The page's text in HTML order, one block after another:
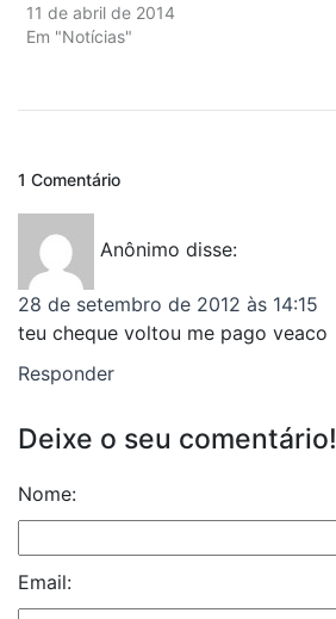
11 de abril de 2014
Em "Notícias"
1 Comentário
Anônimo disse:
28 de setembro de 2012 às 14:15
teu cheque voltou me pago veaco
Responder
Deixe o seu comentário!
Nome:
Email: